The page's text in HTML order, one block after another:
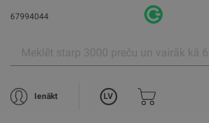
67994044
Ienākt LV